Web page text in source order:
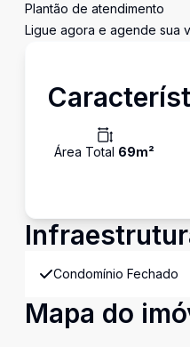
Plantão de atendimento
Ligue agora e agende sua
Área Total 69m²
Condomínio Fechado
Mapa do